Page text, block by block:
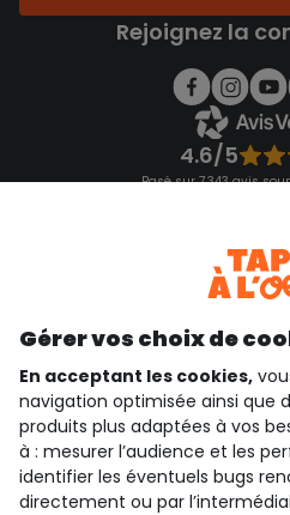
Rejoignez la
4.6/5
Basé sur 7 343 avis
Consulter
qui sommes-nous ?
besoin d'aide ?
Gérer vos choix de
En acceptant les cookies,
navigation optimisée ainsi que
produits plus adaptées à vos
à : mesurer l’audience et les
identifier les éventuels bugs
directement ou par